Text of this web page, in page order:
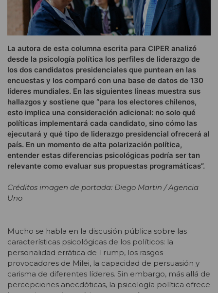
La autora de esta columna escrita para CIPER analizó
desde la psicología política los perfiles de liderazgo de
los dos candidatos presidenciales que puntean en las
encuestas y los comparó con una base de datos de 130
líderes mundiales. En las siguientes líneas muestra sus
hallazgos y sostiene que “para los electores chilenos,
esto implica una consideración adicional: no solo qué
políticas implementará cada candidato, sino cómo las
ejecutará y qué tipo de liderazgo presidencial ofrecerá al
país. En un momento de alta polarización política,
entender estas diferencias psicológicas podría ser tan
relevante como evaluar sus propuestas programáticas”.
Créditos imagen de portada: Diego Martin / Agencia
Uno
Mucho se habla en la discusión pública sobre las
características psicológicas de los políticos: la
personalidad errática de Trump, los rasgos
provocadores de Milei, la capacidad de persuasión y
carisma de diferentes líderes. Sin embargo, más allá de
percepciones anecdóticas, la psicología política ofrece